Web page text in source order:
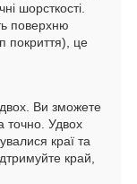
шорсткості.
поверхню
покриття), це
Ви зможете
точно. Удвох
краї та
край,